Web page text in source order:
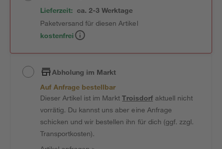
Lieferzeit: ca. 2-3 Werktage
Paketversand für diesen Artikel
kostenfrei
Abholung im Markt
Auf Anfrage bestellbar
Dieser Artikel ist im MarktTroisdorfaktuell nicht
vorrätig. Du kannst uns aber eine Anfrage
schicken und wir bestellen ihn für dich (ggf. zzgl.
Transportkosten).